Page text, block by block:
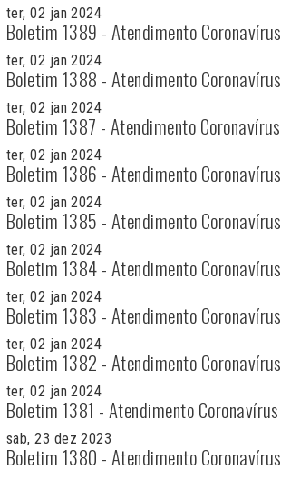
ter, 02 jan 2024
Boletim 1389 - Atendimento Coronavírus
ter, 02 jan 2024
Boletim 1388 - Atendimento Coronavírus
ter, 02 jan 2024
Boletim 1387 - Atendimento Coronavírus
ter, 02 jan 2024
Boletim 1386 - Atendimento Coronavírus
ter, 02 jan 2024
Boletim 1385 - Atendimento Coronavírus
ter, 02 jan 2024
Boletim 1384 - Atendimento Coronavírus
ter, 02 jan 2024
Boletim 1383 - Atendimento Coronavírus
ter, 02 jan 2024
Boletim 1382 - Atendimento Coronavírus
ter, 02 jan 2024
Boletim 1381 - Atendimento Coronavírus
sab, 23 dez 2023
Boletim 1380 - Atendimento Coronavírus